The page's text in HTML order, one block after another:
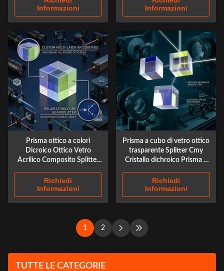
personalizzato
Informazioni
Informazioni
Prisma ottico a colori
Dicroico Ottico Vetro
Acrilico Composito Splitter
Richiedi
Informazioni
Prisma a cubo di vetro ottico
trasparente Splitter Cmy
Cristallo dichroico Prisma a
Richiedi
Informazioni
1 2
TUTTE LE CATEGORIE